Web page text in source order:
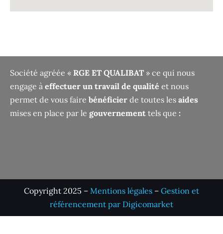
Société agréée « RGE ET QUALIBAT » ce qui nous
engage à effectuer un travail de qualité et nous
permet de vous faire bénéficier de toutes les aides
mises en place par le gouvernement tels que :
Copyright 2025 – Mentions légales – Gestion et
référencement par Digicomarket